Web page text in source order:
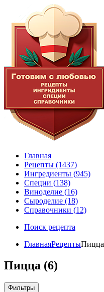
Главная
Рецепты (1437)
Ингредиенты (945)
Специи (138)
Виноделие (16)
Сыроделие (18)
Справочники (12)
Поиск рецепта
ГлавнаяРецептыПицца
Пицца (6)
Фильтры